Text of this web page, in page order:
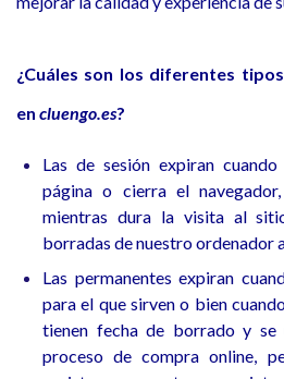
¿Cuáles son los diferentes
en cluengo.es?
Las de sesión expiran
página o cierra el
mientras dura la visita al
borradas de nuestro ordenador
Las permanentes expiran
para el que sirven o bien
tienen fecha de borrado y se
proceso de compra online,